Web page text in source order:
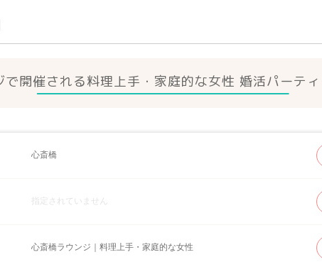
で開催される料理上手・家庭的な女性 婚活パーテ
心斎橋
指定されていません
心斎橋ラウンジ｜料理上手・家庭的な女性